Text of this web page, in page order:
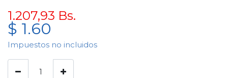
1.207,93 Bs.
$ 1.60
Impuestos no incluidos